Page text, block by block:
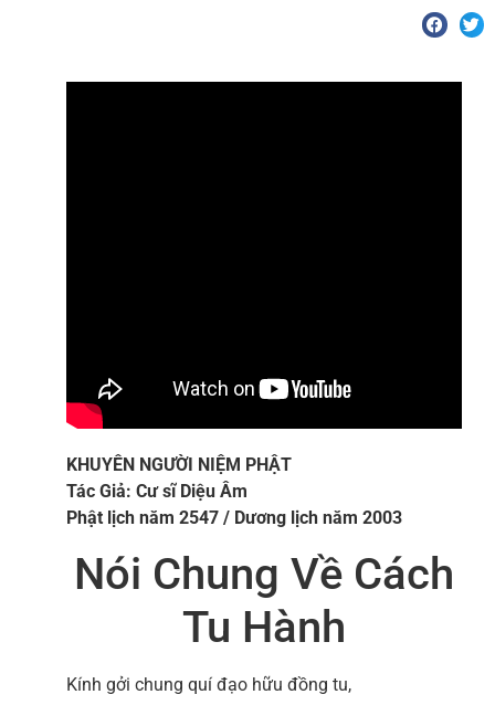
KHUYÊN NGƯỜI NIỆM PHẬT
Tác Giả: Cư sĩ Diệu Âm
Phật lịch năm 2547 / Dương lịch năm 2003
Nói Chung Về Cách
Tu Hành
Kính gởi chung quí đạo hữu đồng tu,